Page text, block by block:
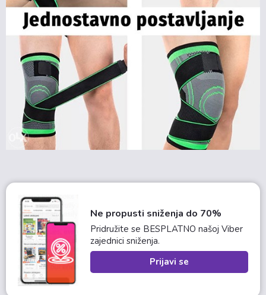
Ne propusti sniženja do 70%
Pridružite se BESPLATNO našoj Viber
zajednici sniženja.
Prijavi se